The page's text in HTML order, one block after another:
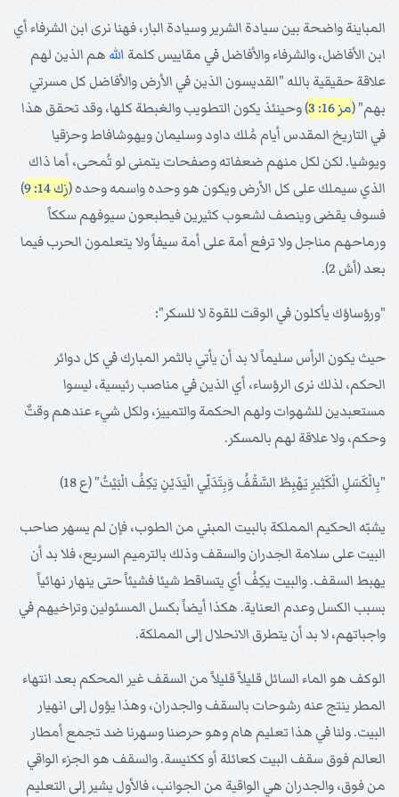
المباينة واضحة بين سيادة الشرير وسيادة البار، فهنا نرى ابن الشرفاء أي
ابن الأفاضل، والشرفاء والأفاضل في مقاييس كلمة الله هم الذين لهم
علاقة حقيقية بالله "القديسون الذين في الأرض والأفاضل كل مسرتي
بهم" (مز 16: 3
) وحينئذ يكون التطويب والغبطة كلها، وقد تحقق هذا
في التاريخ المقدس أيام مُلك داود وسليمان ويهوشافاط وحزقيا
ويوشيا. لكن لكل منهم ضعفاته وصفحات يتمنى لو تُمحى، أما ذاك
الذي سيملك على كل الأرض ويكون هو وحده واسمه وحده (زك 14: 9
)
فسوف يقضى وينصف لشعوب كثيرين فيطبعون سيوفهم سككاً
ورماحهم مناجل ولا ترفع أمة على أمة سيفاً ولا يتعلمون الحرب فيما
بعد (أش 2).
"ورؤساؤك يأكلون في الوقت للقوة لا للسكر":
حيث يكون الرأس سليماً لا بد أن يأتي بالثمر المبارك في كل دوائر
الحكم، لذلك نرى الرؤساء، أي الذين في مناصب رئيسية، ليسوا
مستعبدين للشهوات ولهم الحكمة والتمييز، ولكل شيء عندهم وقتٌ
وحكم، ولا علاقة لهم بالمسكر.
"بِالْكَسَلِ الْكَثِيرِ يَهْبِطُ السَّقْفُ وَبِتَدَلِّي الْيَدَيْنِ يَكِفُ الْبَيْتُ" (ع 18)
يشبّه الحكيم المملكة بالبيت المبني من الطوب، فإن لم يسهر صاحب
البيت على سلامة الجدران والسقف وذلك بالترميم السريع، فلا بد أن
يهبط السقف. والبيت يكِفُ أي يتساقط شيئا فشيئاً حتى ينهار نهائياً
بسبب الكسل وعدم العناية. هكذا أيضاً بكسل المسئولين وتراخيهم في
واجباتهم، لا بد أن يتطرق الانحلال إلى المملكة.
الوكف هو الماء السائل قليلاً قليلاً من السقف غير المحكم بعد انتهاء
المطر ينتج عنه رشوحات بالسقف والجدران، وهذا يؤول إلى انهيار
البيت. ولنا في هذا تعليم هام وهو حرصنا وسهرنا ضد تجمع أمطار
العالم فوق سقف البيت كعائلة أو ككنيسة. والسقف هو الجزء الواقي
من فوق، والجدران هي الواقية من الجوانب، فالأول يشير إلى التعليم